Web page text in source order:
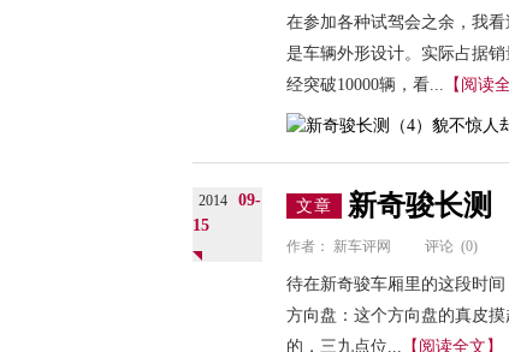
在参加各种试驾会之余，我
是车辆外形设计。实际占据
经突破10000辆，看... 【阅读
2014
09-
15
文章 新奇骏长测
作者： 新车评网 评论 (0)
待在新奇骏车厢里的这段时
方向盘：这个方向盘的真皮
的，三九点位... 【阅读全文】